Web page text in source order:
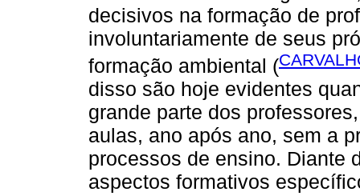
decisivos na formação de
involuntariamente de seus
formação ambiental (
disso são hoje evidentes
grande parte dos
aulas, ano após ano, sem a
processos de ensino. Diante
aspectos formativos